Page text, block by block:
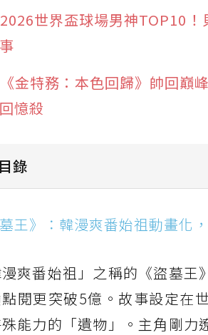
2026世界盃球場男神TOP10
事
《金特務：本色回歸》帥回巔
回憶殺
錄
貓與龍》：貓奴必看療癒番，巨龍照
BLEACH 死神 千年血戰篇-禍進譚-
Clevatess Ⅱ-魔獸之王與虛假的勇
Animatica「北斗之拳 拳王軍雜兵
王》：韓漫爽番始祖動畫化
爽番始祖」之稱的《盜墓
閱更突破5億。故事設定在
能力的「遺物」。主角剛